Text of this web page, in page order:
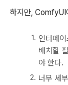
하지만, ComfyUI
인터페
배치할
야 한다.
너무 세